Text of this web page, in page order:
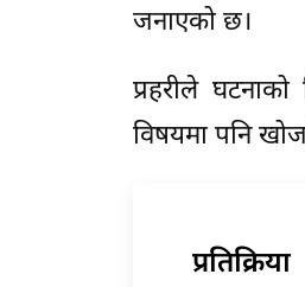
जनाएको छ।
प्रहरीले
विषयमा पनि
प्रतिक्रिया